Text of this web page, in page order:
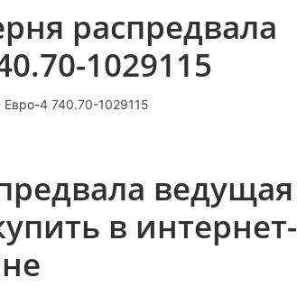
распредвала
1029115
ведущая
в интернет-